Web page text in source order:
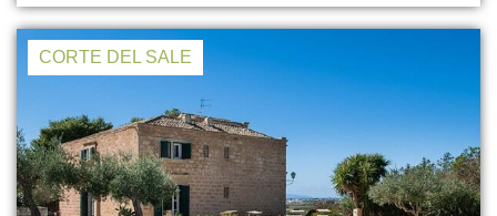
CORTE DEL SALE